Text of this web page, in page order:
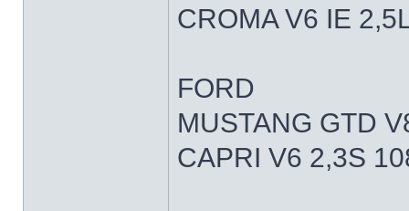
CROMA V6 IE
FORD
MUSTANG GTD
CAPRI V6 2,3S